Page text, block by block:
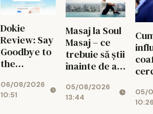
Dokie
Review: Say
Goodbye to
the
Panic of
Fixing
06/08/2026
10:51
Masaj la Soul
Masaj – ce
trebuie să știi
înainte de a
programare?
05/08/2026
13:44
05/